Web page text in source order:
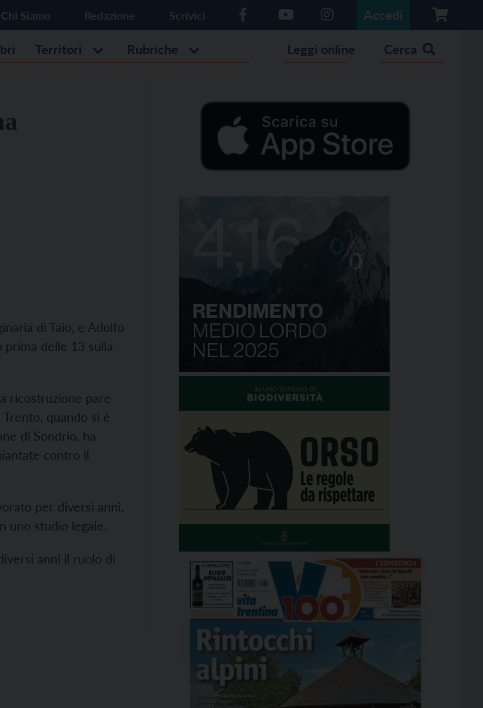
Chi Siamo Redazione Scrivici Accedi
Territori Rubriche Leggi online Cerca
di Taio, e Adolfo
delle 13 sulla
ricostruzione pare
quando si è
di Sondrio, ha
contro il
per diversi anni,
uno studio legale.
anni il ruolo di